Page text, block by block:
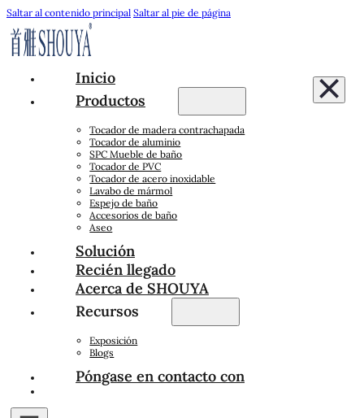
Saltar al contenido principal Saltar al pie de página
Inicio
Productos
Tocador de madera contrachapada
Tocador de aluminio
SPC Mueble de baño
Tocador de PVC
Tocador de acero inoxidable
Lavabo de mármol
Espejo de baño
Accesorios de baño
Aseo
Solución
Recién llegado
Acerca de SHOUYA
Recursos
Exposición
Blogs
Póngase en contacto con